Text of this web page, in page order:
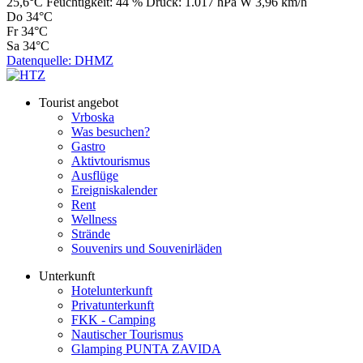
Do 34°C
Fr 34°C
Sa 34°C
Datenquelle: DHMZ
Tourist angebot
Vrboska
Was besuchen?
Gastro
Aktivtourismus
Ausflüge
Ereigniskalender
Rent
Wellness
Strände
Souvenirs und Souvenirläden
Unterkunft
Hotelunterkunft
Privatunterkunft
FKK - Camping
Nautischer Tourismus
Glamping PUNTA ZAVIDA